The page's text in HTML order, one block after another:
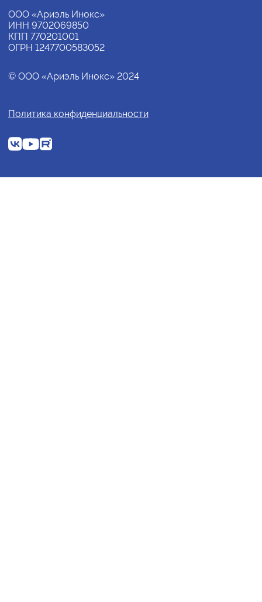
ООО «Ариэль Инокс»
ИНН 9702069850
КПП 770201001
ОГРН 1247700583052
© ООО «Ариэль Инокс» 2024
Политика конфиденциальности